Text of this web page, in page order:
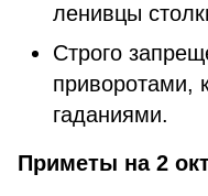
ленивцы
Строго
приворотами,
гаданиями.
Приметы на 2